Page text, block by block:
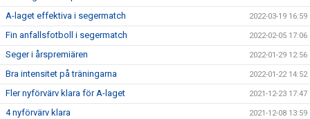
A-laget effektiva i segermatch 2022-03-19 16:59
Fin anfallsfotboll i segermatch 2022-02-05 17:06
Seger i årspremiären 2022-01-29 12:56
Bra intensitet på träningarna 2022-01-22 14:52
Fler nyförvärv klara för A-laget 2021-12-23 17:47
4 nyförvärv klara 2021-12-08 13:59